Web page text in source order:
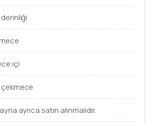
içi
çekmece
ayrıca satın alınmalıdır.